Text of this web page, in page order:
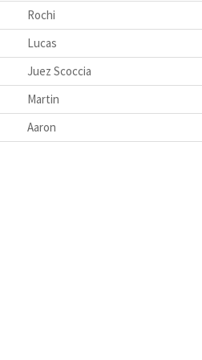
Rochi
Lucas
Juez Scoccia
Martin
Aaron